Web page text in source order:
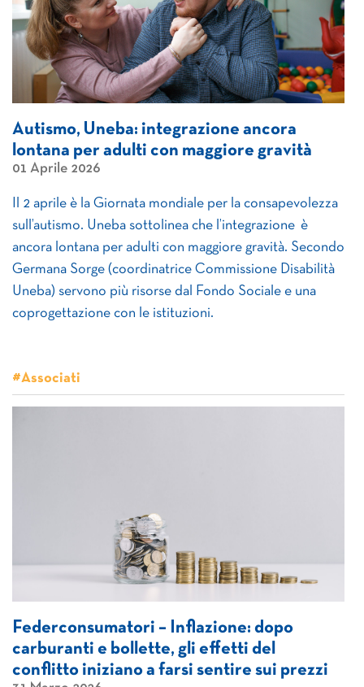
Autismo, Uneba: integrazione ancora
lontana per adulti con maggiore gravità
01 Aprile 2026
Il 2 aprile è la Giornata mondiale per la consapevolezza
sull’autismo. Uneba sottolinea che l’integrazione è
ancora lontana per adulti con maggiore gravità. Secondo
Germana Sorge (coordinatrice Commissione Disabilità
Uneba) servono più risorse dal Fondo Sociale e una
coprogettazione con le istituzioni.
#Associati
Federconsumatori – Inflazione: dopo
carburanti e bollette, gli effetti del
conflitto iniziano a farsi sentire sui prezzi